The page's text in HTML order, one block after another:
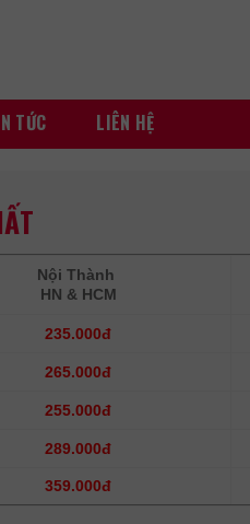
TỨC LIÊN HỆ
Nội Thành
HN & HCM
235.000đ
265.000đ
255.000đ
289.000đ
359.000đ